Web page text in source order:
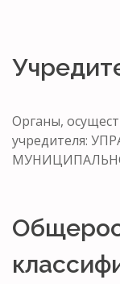
Органы,
учредителя: